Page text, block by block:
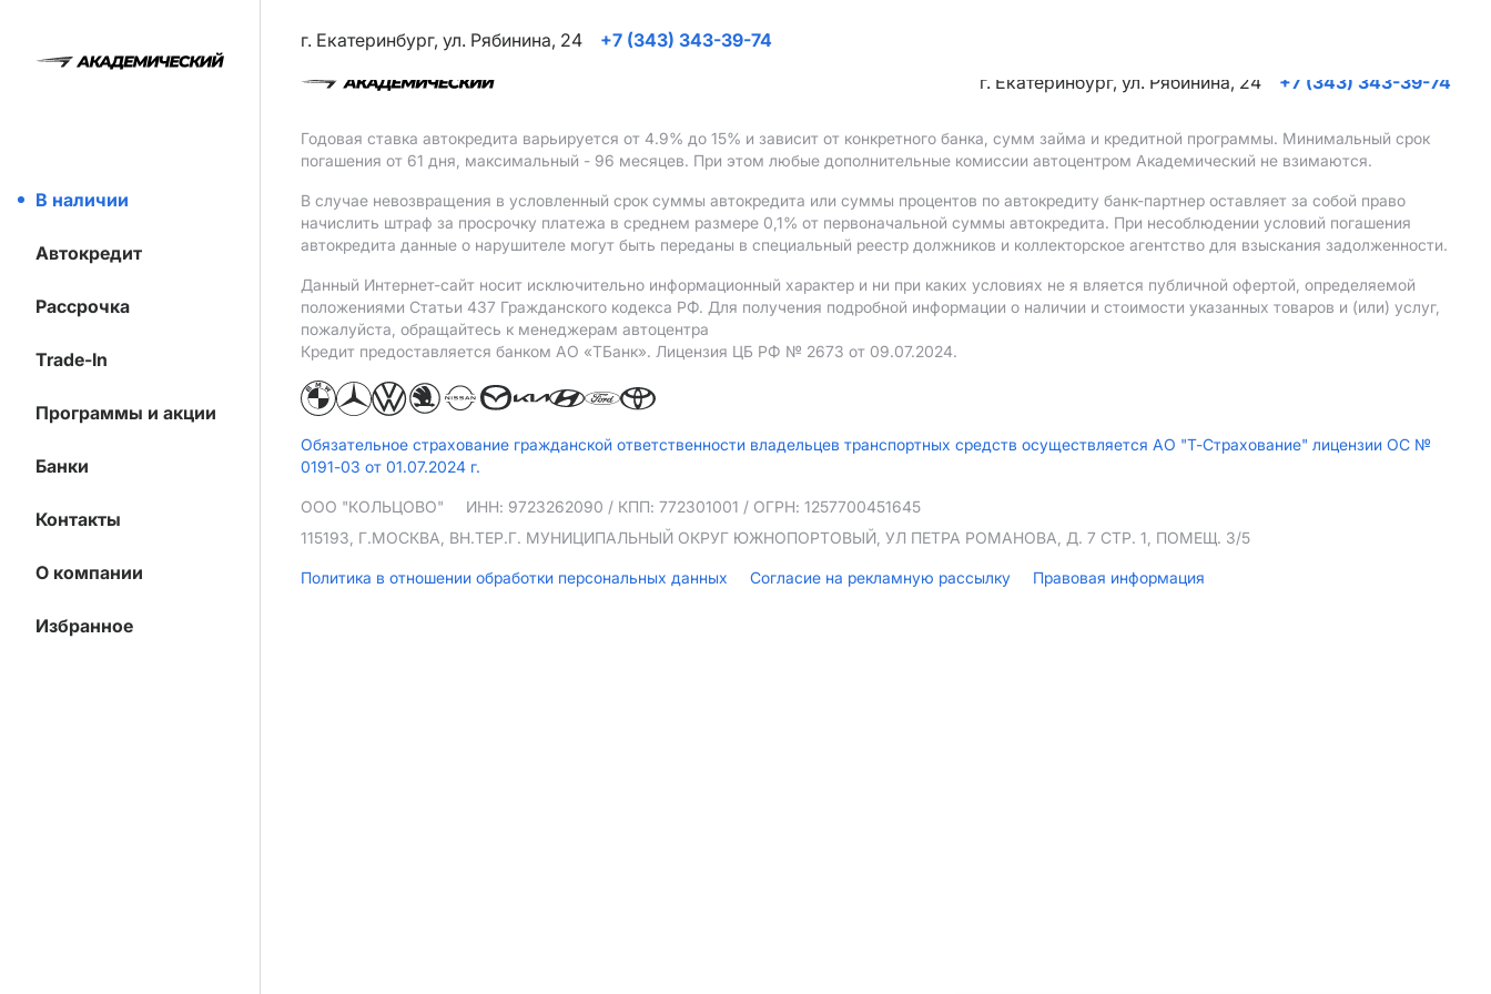
В наличии
Автокредит
Рассрочка
Trade-In
Программы и акции
Банки
Контакты
О компании
Избранное
г. Екатеринбург, ул. Рябинина, 24
+7 (343) 343-39-74
г. Екатеринбург, ул. Рябинина, 24
+7 (343) 343-39-74
Годовая ставка автокредита варьируется от 4.9% до 15% и зависит от конкретного банка, сумм займа и кредитной программы. Минимальный срок
погашения от 61 дня, максимальный - 96 месяцев. При этом любые дополнительные комиссии автоцентром Академический не взимаются.
В случае невозвращения в условленный срок суммы автокредита или суммы процентов по автокредиту банк-партнер оставляет за собой право
начислить штраф за просрочку платежа в среднем размере 0,1% от первоначальной суммы автокредита. При несоблюдении условий погашения
автокредита данные о нарушителе могут быть переданы в специальный реестр должников и коллекторское агентство для взыскания задолженности.
Данный Интернет-сайт носит исключительно информационный характер и ни при каких условиях не я вляется публичной офертой, определяемой
положениями Статьи 437 Гражданского кодекса РФ. Для получения подробной информации о наличии и стоимости указанных товаров и (или) услуг,
пожалуйста, обращайтесь к менеджерам автоцентра
Кредит предоставляется банком АO «ТБанк». Лицензия ЦБ РФ № 2673 от 09.07.2024.
Обязательное страхование гражданской ответственности владельцев транспортных средств осуществляется АО "Т-Страхование" лицензии ОС №
0191-03 от 01.07.2024 г.
ООО "КОЛЬЦОВО" ИНН: 9723262090 / КПП: 772301001 / ОГРН: 1257700451645
115193, Г.МОСКВА, ВН.ТЕР.Г. МУНИЦИПАЛЬНЫЙ ОКРУГ ЮЖНОПОРТОВЫЙ, УЛ ПЕТРА РОМАНОВА, Д. 7 СТР. 1, ПОМЕЩ. 3/5
Политика в отношении обработки персональных данных Согласие на рекламную рассылку Правовая информация